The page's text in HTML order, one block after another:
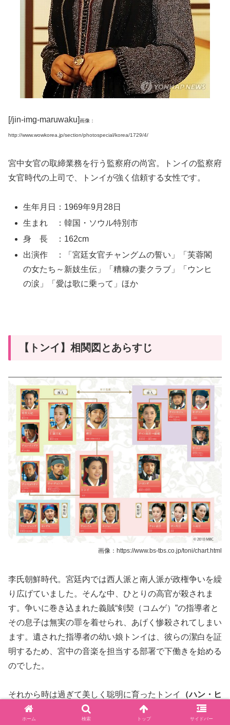
[/jin-img-maruwaku]画像：
http://www.wowkorea.jp/section/photospecial/korea/1729/4/
宮中女官の取締業務を行う監察府の尚宮。トンイの監察府
女官時代の上司で、トンイが強く信頼する女性です。
生年月日：1969年9月28日
生まれ ：韓国・ソウル特別市
身 長 ：162cm
出演作 ：「宮廷女官チャングムの誓い」「芙蓉閣
の女たち～新妓生伝」「糟糠の妻クラブ」「ウンヒ
の涙」「愛は歌に乗って」ほか
【トンイ】相関図とあらすじ
画像：https://www.bs-tbs.co.jp/toni/chart.html
李氏朝鮮時代。宮廷内では西人派と南人派が政権争いを繰
り広げていました。そんな中、ひとりの高官が殺されま
す。争いに巻き込まれた義賊“剣契（コムゲ）”の指導者と
その息子は無実の罪を着せられ、あげく惨殺されてしまい
ます。遺された指導者の幼い娘トンイは、彼らの潔白を証
明するため、宮中の音楽を担当する部署で下働きを始める
のでした。
それから時は過ぎて美しく聡明に育ったトンイ
（ハン・ヒ
ョジュ）
はある日、謎だらけの事件に出くわします。真相
ホーム 検索 トップ サイドバー